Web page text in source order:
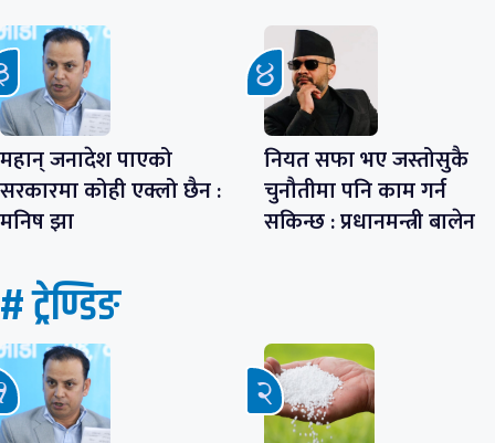
महान् जनादेश पाएको
सरकारमा कोही एक्लो छैन :
मनिष झा
नियत सफा भए जस्तोसुकै
चुनौतीमा पनि काम गर्न
सकिन्छ : प्रधानमन्त्री बालेन
# ट्रेण्डिङ